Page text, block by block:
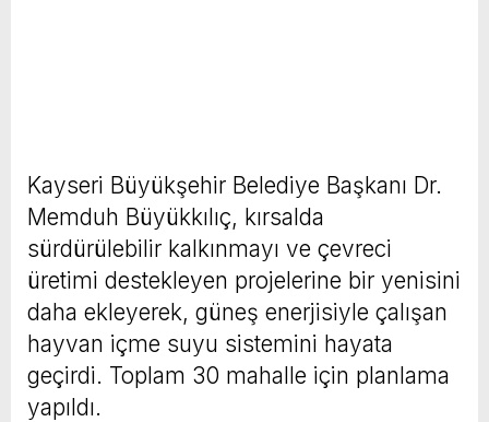
Kayseri Büyükşehir Belediye Başkanı Dr.
Memduh Büyükkılıç, kırsalda
sürdürülebilir kalkınmayı ve çevreci
üretimi destekleyen projelerine bir yenisini
daha ekleyerek, güneş enerjisiyle çalışan
hayvan içme suyu sistemini hayata
geçirdi. Toplam 30 mahalle için planlama
yapıldı.